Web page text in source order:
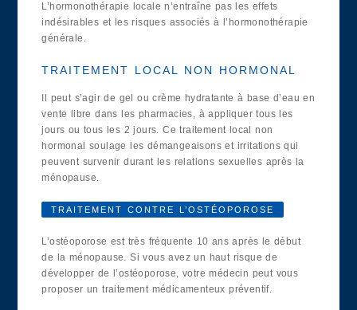
L’hormonothérapie locale n’entraîne pas les effets
indésirables et les risques associés à l’hormonothérapie
générale.
TRAITEMENT LOCAL NON HORMONAL
Il peut s’agir de gel ou crème hydratante à base d’eau en
vente libre dans les pharmacies, à appliquer tous les
jours ou tous les 2 jours. Ce traitement local non
hormonal soulage les démangeaisons et irritations qui
peuvent survenir durant les relations sexuelles après la
ménopause.
TRAITEMENT CONTRE L’OSTÉOPOROSE
L’ostéoporose est très fréquente 10 ans après le début
de la ménopause. Si vous avez un haut risque de
développer de l’ostéoporose, votre médecin peut vous
proposer un traitement médicamenteux préventif.